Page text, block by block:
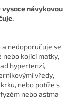
návykovou
a nedoporučuje se
nebo kojící matky,
hypertenzí,
vředy,
nebo potíže s
nebo astma